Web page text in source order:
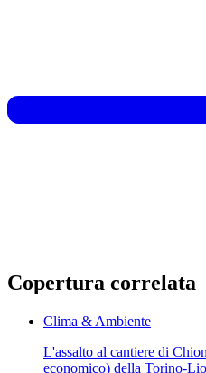
Copertura correlata
Clima & Ambiente
L'assalto al cantiere di
economico) della Torino-